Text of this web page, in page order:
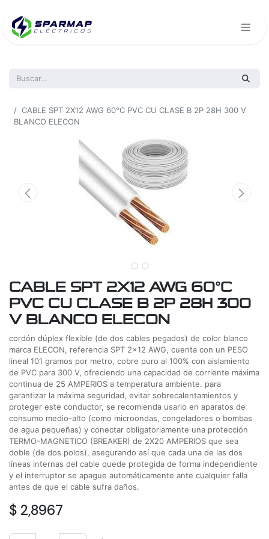
CABLE SPT 2X12 AWG 60°C PVC CU CLASE B 2P 28H 300 V
BLANCO ELECON
CABLE SPT 2X12 AWG 60°C
PVC CU CLASE B 2P 28H 300
V BLANCO ELECON
cordón dúplex flexible (de dos cables pegados) de color blanco
marca ELECON, referencia SPT 2x12 AWG, cuenta con un PESO
lineal 101 gramos por metro, cobre puro al 100% con aislamiento
de PVC para 300 V, ofreciendo una capacidad de corriente máxima
continua de 25 AMPERIOS a temperatura ambiente. para
garantizar la máxima seguridad, evitar sobrecalentamientos y
proteger este conductor, se recomienda usarlo en aparatos de
consumo medio-alto (como microondas, congeladores o bombas
de agua pequeñas) y conectar obligatoriamente una protección
TERMO-MAGNETICO (BREAKER) de 2X20 AMPERIOS que sea
doble (de dos polos), asegurando así que cada una de las dos
líneas internas del cable quede protegida de forma independiente
y el interruptor se apague automáticamente ante cualquier falla
antes de que el cable sufra daños.
$ 2,8967